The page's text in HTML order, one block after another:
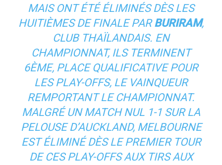
MAIS ONT ÉTÉ ÉLIMINÉS DÈS LES
HUITIÈMES DE FINALE PARBURIRAM,
CLUB THAÏLANDAIS. EN
CHAMPIONNAT, ILS TERMINENT
6ÈME, PLACE QUALIFICATIVE POUR
LES PLAY-OFFS, LE VAINQUEUR
REMPORTANT LE CHAMPIONNAT.
MALGRÉ UN MATCH NUL 1-1 SUR LA
PELOUSE D’AUCKLAND, MELBOURNE
EST ÉLIMINÉ DÈS LE PREMIER TOUR
DE CES PLAY-OFFS AUX TIRS AUX